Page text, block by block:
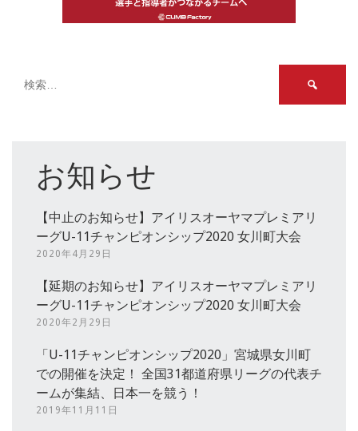
お知らせ
【中止のお知らせ】アイリスオーヤマプレミアリ
ーグU-11チャンピオンシップ2020 女川町大会
2020年4月29日
【延期のお知らせ】アイリスオーヤマプレミアリ
ーグU-11チャンピオンシップ2020 女川町大会
2020年2月29日
「U-11チャンピオンシップ2020」宮城県女川町
での開催を決定！ 全国31都道府県リーグの代表チ
ームが集結、日本一を競う！
2019年11月11日